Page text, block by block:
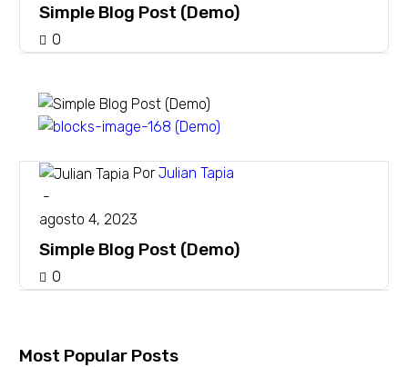
Simple Blog Post (Demo)
0
Por Julian Tapia
-
agosto 4, 2023
Simple Blog Post (Demo)
0
Most Popular Posts